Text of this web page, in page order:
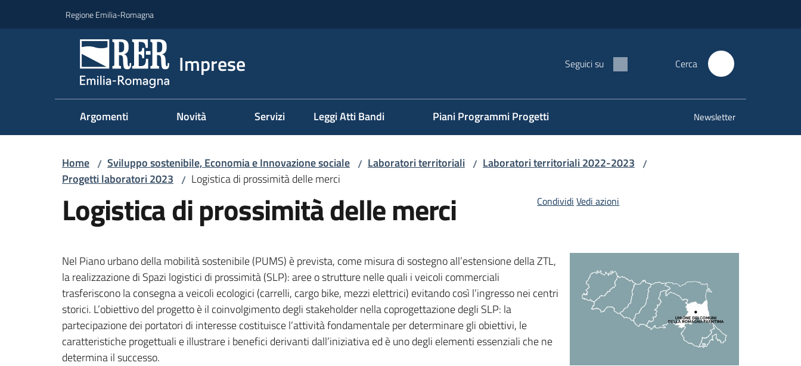
Regione Emilia-Romagna
Imprese Seguici su Cerca
Argomenti Novità Servizi Leggi Atti Bandi Piani Programmi Progetti Newsletter
Home / Sviluppo sostenibile, Economia e Innovazione sociale / Laboratori territoriali / Laboratori territoriali 2022-2023 /
Progetti laboratori 2023 / Logistica di prossimità delle merci
Logistica di prossimità delle merci Condividi Vedi azioni
Nel Piano urbano della mobilità sostenibile (PUMS) è prevista, come misura di sostegno all’estensione della ZTL,
la realizzazione di Spazi logistici di prossimità (SLP): aree o strutture nelle quali i veicoli commerciali
trasferiscono la consegna a veicoli ecologici (carrelli, cargo bike, mezzi elettrici) evitando così l’ingresso nei centri
storici. L’obiettivo del progetto è il coinvolgimento degli stakeholder nella coprogettazione degli SLP: la
partecipazione dei portatori di interesse costituisce l’attività fondamentale per determinare gli obiettivi, le
caratteristiche progettuali e illustrare i benefici derivanti dall’iniziativa ed è uno degli elementi essenziali che ne
determina il successo.